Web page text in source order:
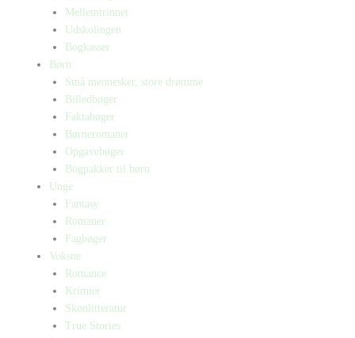
Mellemtrinnet
Udskolingen
Bogkasser
Børn
Små mennesker, store drømme
Billedbøger
Faktabøger
Børneromaner
Opgavebøger
Bogpakker til børn
Unge
Fantasy
Romaner
Fagbøger
Voksne
Romance
Krimier
Skønlitteratur
True Stories